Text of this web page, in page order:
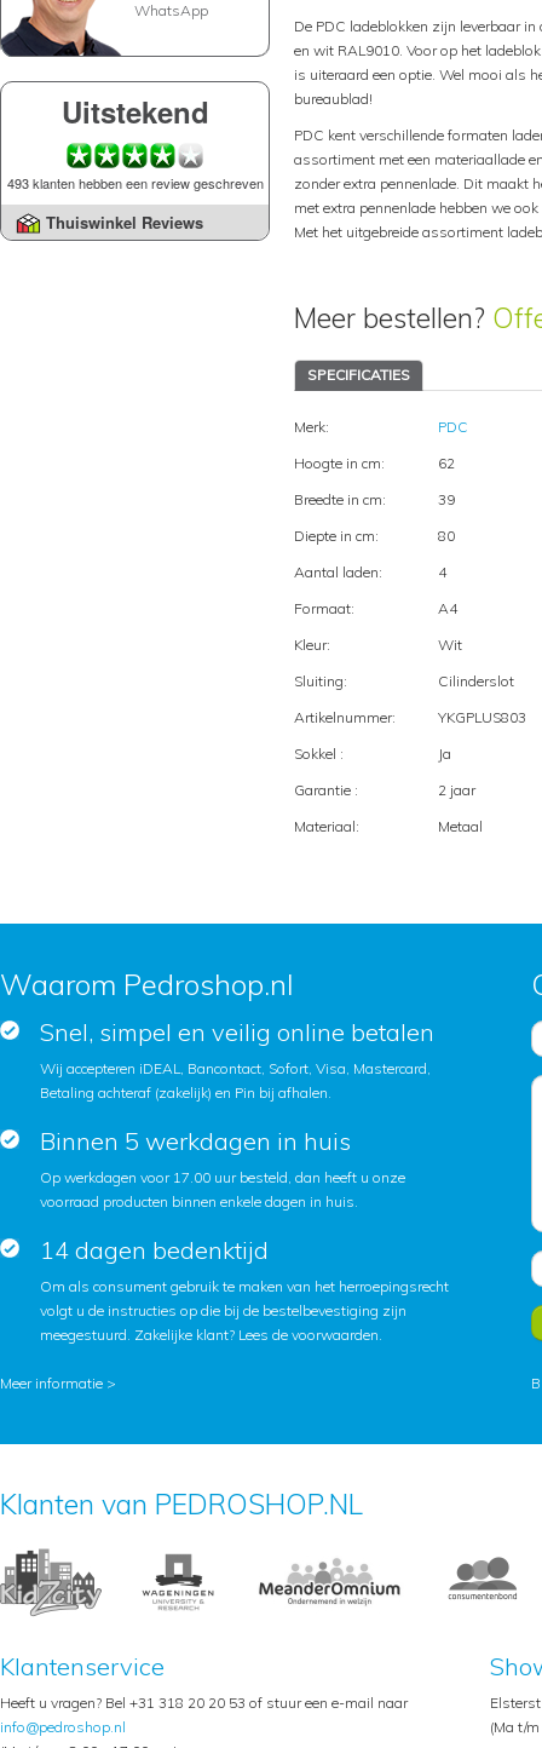
WhatsApp
Uitstekend
493 klanten hebben een review geschreven
Thuiswinkel Reviews
De PDC ladeblokken zijn leverbaar
en wit RAL9010. Voor op het
is uiteraard een optie. Wel mooi als
bureaublad!
PDC kent verschillende formaten
assortiment met een materiaallade
zonder extra pennenlade. Dit maakt
met extra pennenlade hebben we
Met het uitgebreide assortiment
Meer bestellen?
SPECIFICATIES
Merk:
PDC
Hoogte in cm:
62
Breedte in cm:
39
Diepte in cm:
80
Aantal laden:
4
Formaat:
A4
Kleur:
Wit
Sluiting:
Cilinderslot
Artikelnummer:
YKGPLUS803
Sokkel :
Ja
Garantie :
2 jaar
Materiaal:
Metaal
Waarom Pedroshop.nl
Snel, simpel en veilig online betalen
Wij accepteren iDEAL, Bancontact, Sofort, Visa, Mastercard,
Betaling achteraf (zakelijk) en Pin bij afhalen.
Binnen 5 werkdagen in huis
Op werkdagen voor 17.00 uur besteld, dan heeft u onze
voorraad producten binnen enkele dagen in huis.
14 dagen bedenktijd
Om als consument gebruik te maken van het herroepingsrecht
volgt u de instructies op die bij de bestelbevestiging zijn
meegestuurd. Zakelijke klant? Lees de voorwaarden.
Meer informatie >
Klanten van PEDROSHOP.NL
Klantenservice
Heeft u vragen? Bel +31 318 20 20 53 of stuur een e-mail naar
info@pedroshop.nl
(Ma t/